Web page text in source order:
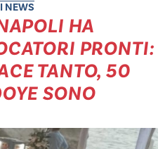
NEWS
HA
PRONTI:
TANTO, 50
SONO